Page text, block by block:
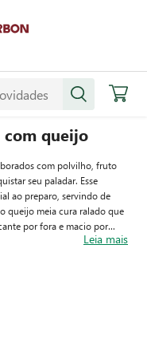
queijo
com polvilho, fruto
seu paladar. Esse
ao preparo, servindo de
queijo meia cura ralado que
por fora e macio por
Leia mais